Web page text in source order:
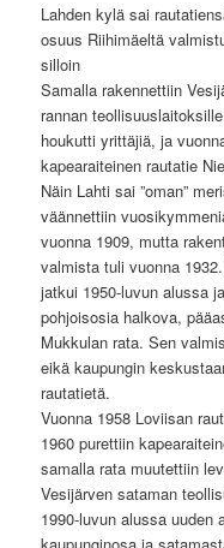
Lahden kylä sai
osuus Riihimäeltä
silloin
Samalla rakennettiin
rannan
houkutti yrittäjiä, ja
kapearaiteinen rautatie
Näin Lahti sai ”oman”
väännettiin
vuonna 1909, mutta
valmista tuli vuonna
jatkui 1950-luvun alussa
pohjoisosia halkova,
Mukkulan rata. Sen
eikä kaupungin
rautatietä.
Vuonna 1958 Loviisan
1960 purettiin
samalla rata muutettiin
Vesijärven sataman
1990-luvun alussa uuden